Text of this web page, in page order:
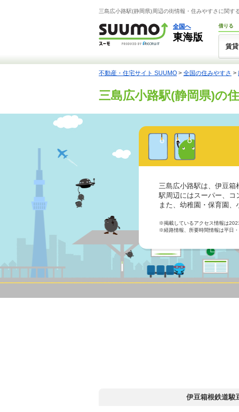
三島広小路駅(静岡県)周辺の街情報・住みやすさに関
全国へ
東海版
借りる
賃貸
不動産・住宅サイト SUUMO > 全国の住みやすさ >
三島広小路駅(静岡県)の
三島広小路駅は、伊豆箱
駅周辺にはスーパー、
また、幼稚園・保育園、
※掲載しているアクセス情報は
※経路情報、所要時間情報は平日
伊豆箱根鉄道駿